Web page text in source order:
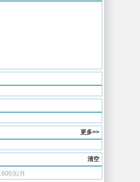
更多>>
清空
元/月